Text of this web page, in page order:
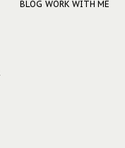
BLOG WORK WITH ME